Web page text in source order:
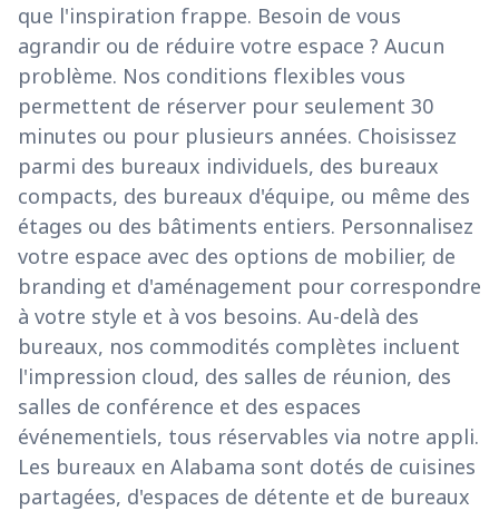
que l'inspiration frappe. Besoin de vous
agrandir ou de réduire votre espace ? Aucun
problème. Nos conditions flexibles vous
permettent de réserver pour seulement 30
minutes ou pour plusieurs années. Choisissez
parmi des bureaux individuels, des bureaux
compacts, des bureaux d'équipe, ou même des
étages ou des bâtiments entiers. Personnalisez
votre espace avec des options de mobilier, de
branding et d'aménagement pour correspondre
à votre style et à vos besoins. Au-delà des
bureaux, nos commodités complètes incluent
l'impression cloud, des salles de réunion, des
salles de conférence et des espaces
événementiels, tous réservables via notre appli.
Les bureaux en Alabama sont dotés de cuisines
partagées, d'espaces de détente et de bureaux